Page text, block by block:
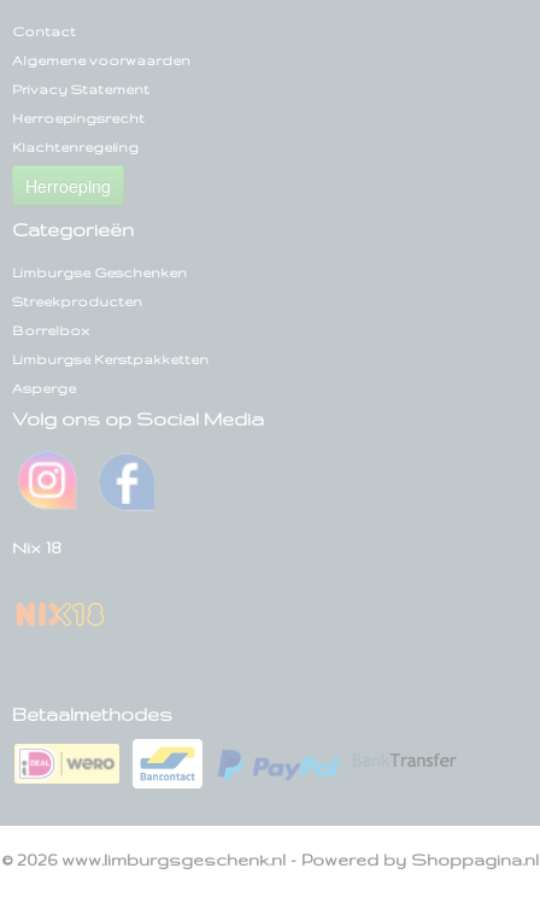
Contact
Algemene voorwaarden
Privacy Statement
Herroepingsrecht
Klachtenregeling
Herroeping
Categorieën
Limburgse Geschenken
Streekproducten
Borrelbox
Limburgse Kerstpakketten
Asperge
Volg ons op Social Media
Nix 18
Betaalmethodes
© 2026 www.limburgsgeschenk.nl - Powered by Shoppagina.nl